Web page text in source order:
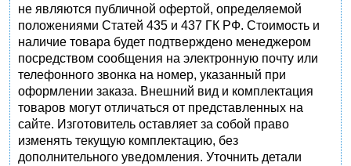
не являются публичной офертой, определяемой
положениями Статей 435 и 437 ГК РФ. Стоимость и
наличие товара будет подтверждено менеджером
посредством сообщения на электронную почту или
телефонного звонка на номер, указанный при
оформлении заказа. Внешний вид и комплектация
товаров могут отличаться от представленных на
сайте. Изготовитель оставляет за собой право
изменять текущую комплектацию, без
дополнительного уведомления. Уточнить детали